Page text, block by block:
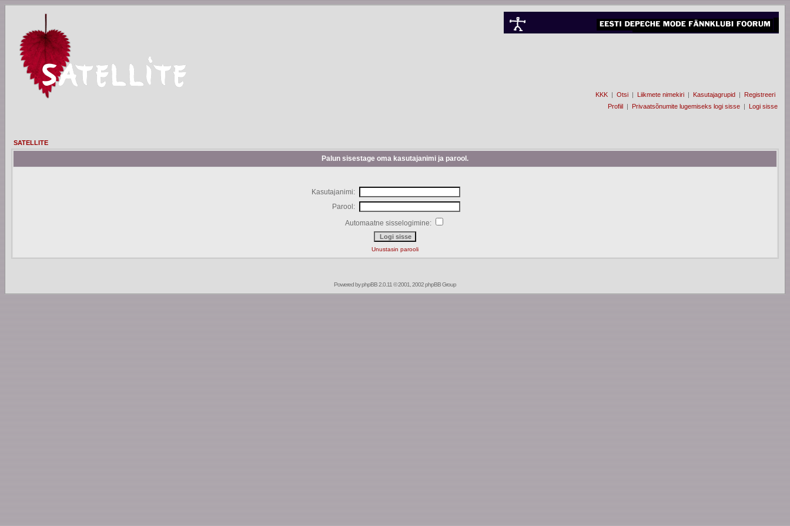
KKK | Otsi | Liikmete nimekiri | Kasutajagrupid | Registreeri
Profiil | Privaatsõnumite lugemiseks logi sisse | Logi sisse
SATELLITE
Palun sisestage oma kasutajanimi ja parool.
Kasutajanimi:
Parool:
Automaatne sisselogimine:
Unustasin parooli
Powered byphpBB2.0.11 © 2001, 2002 phpBB Group